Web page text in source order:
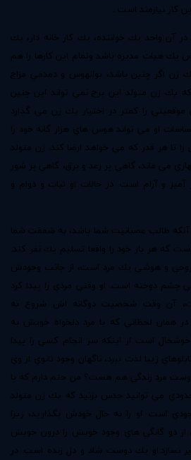
كار نيازمند است .‌
آن واحد يك خواننده، يك كار خانه دار، يك
يك هيات مديره باشد وتمام اين كارها را هم
زن اگر چنين باشد، بوالهوس و دمدمي مزاج
يك زن متولد اين برج نمي تواند اين چنين
موقعيتي را كمتر در اختيار يك زن مي گذارد
او مي تواند هوس هاي هزار گانه خود را
را تا هر قدر كه مي خواهد ارضا كند. زن متولد
مي ماند، گاهي پر رعد و برق، گاهي پر شور
و آرام است. در حالات او ثبات و دوام و
آنكه طالب عصبانيت شما باشد، به شفقت شما
كه هر بار خود را واقعا تسليم يك نفر كند.
و هوشي يك مرد است، از جانب وجودش
دوخته است. او وقتي مردي را پيدا كرد
آن وقت شخصيت دوگانه اش شروع به
همان لحظاني كه با مرد دلخواه خويش به
است از اينكه سر انجام كسي را پيدا
زيبا لذت ببرد، ناگهان وجود ثانوي از وي
مرد زندگي هم هست؟ من حتم دارم كه با
مي توانيد حدس بزنيد كه يك زن متولد
است. او را به حال خودش بگذاريد، زيرا
از دو گانگي هاي وجود خويش را درون خويش
نسازد.او يك دوست شاد و دل زنده است. در